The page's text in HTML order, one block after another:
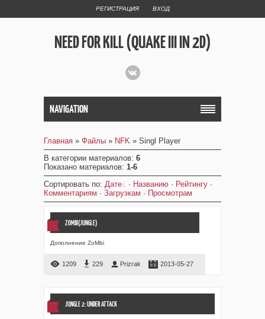
РЕГИСТРАЦИЯ ВХОД
NEED FOR KILL (QUAKE III IN 2D)
NAVIGATION
Главная » Файлы » NFK » Singl Player
В категории материалов: 6
Показано материалов: 1-6
Сортировать по: Дате · Названию · Рейтингу ·
Комментариям · Загрузкам · Просмотрам
ZOMBI(JUNGLE)
Дополнение ZoMbi
1209 229 Prizrak 2013-05-27
JUNGLE 2: UNDER ATTACK